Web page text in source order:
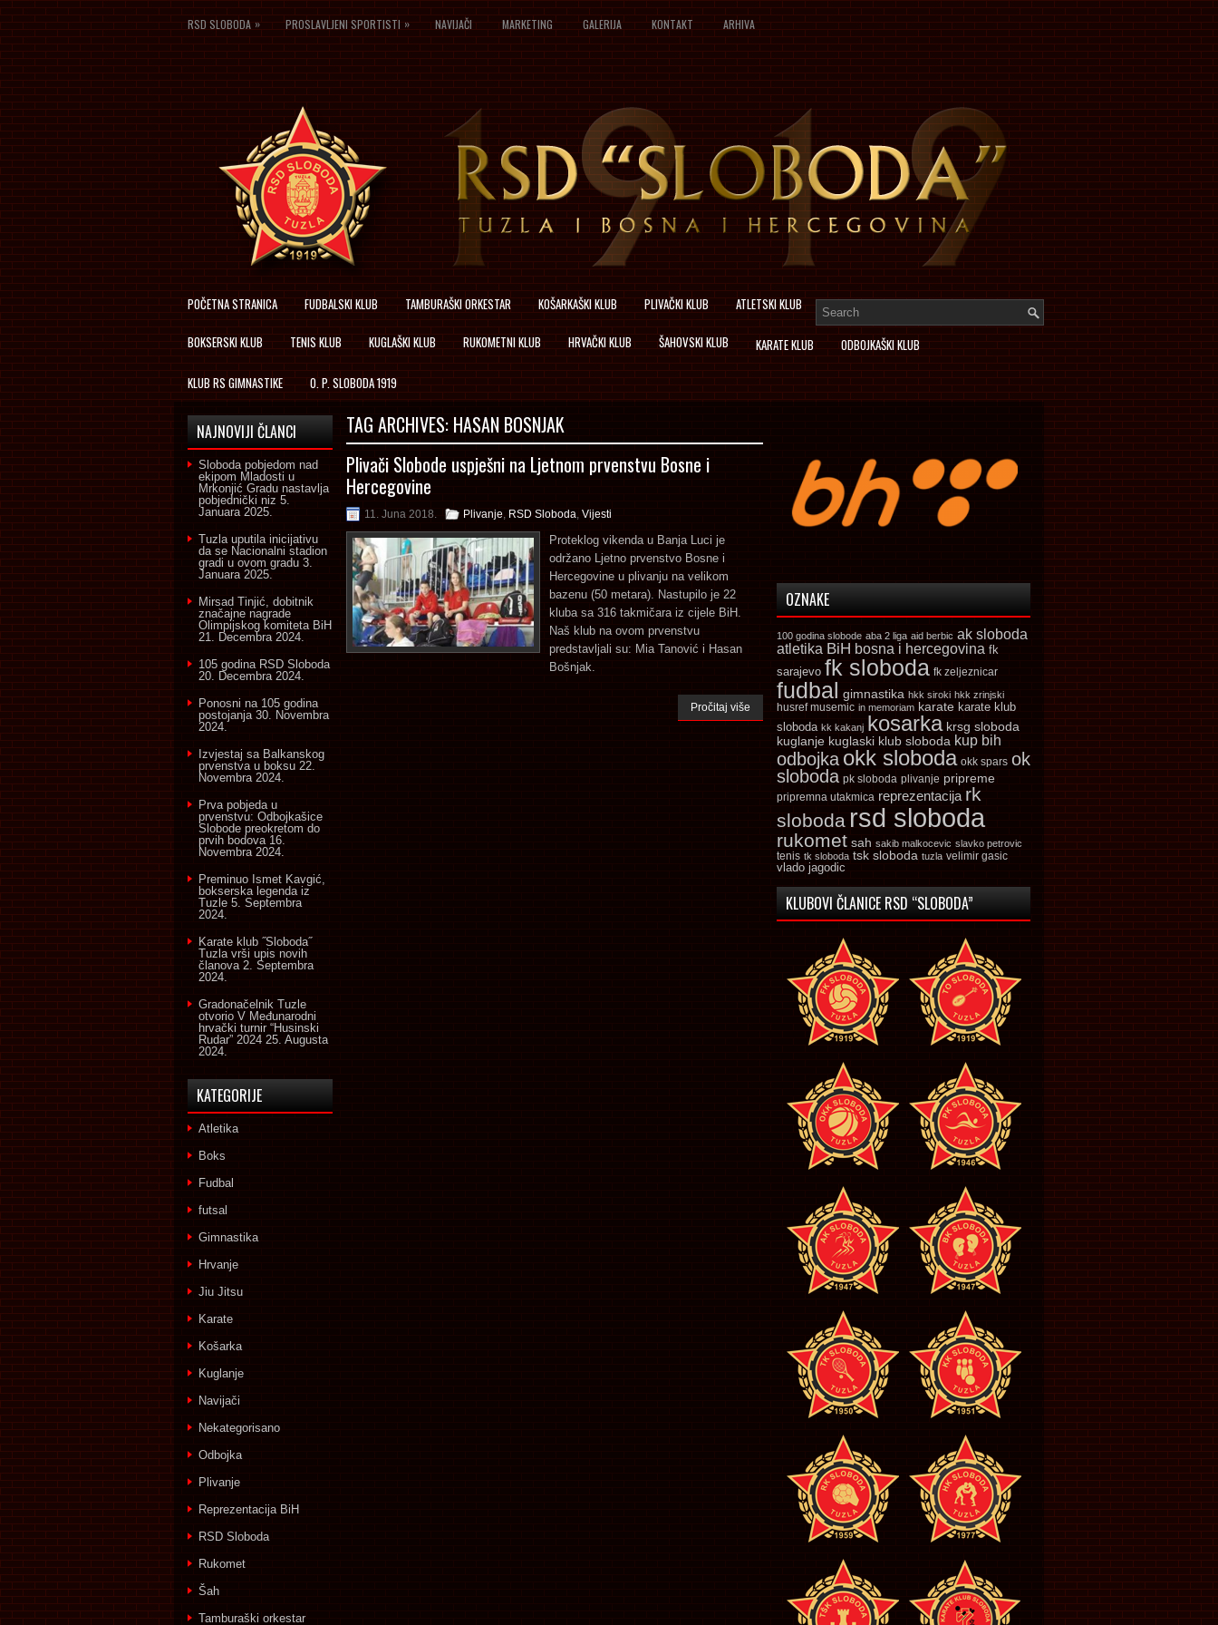
RSD SLOBODA » PROSLAVLJENI SPORTISTI » NAVIJAČI MARKETING GALERIJA KONTAKT ARHIVA
POČETNA STRANICA FUDBALSKI KLUB TAMBURAŠKI ORKESTAR KOŠARKAŠKI KLUB PLIVAČKI KLUB ATLETSKI KLUB
BOKSERSKI KLUB TENIS KLUB KUGLAŠKI KLUB RUKOMETNI KLUB HRVAČKI KLUB ŠAHOVSKI KLUB KARATE KLUB ODBOJKAŠKI KLUB
KLUB RS GIMNASTIKE O. P. SLOBODA 1919
TAG ARCHIVES: HASAN BOSNJAK
Plivači Slobode uspješni na Ljetnom prvenstvu Bosne i
Hercegovine
11. Juna 2018. Plivanje, RSD Sloboda, Vijesti
Proteklog vikenda u Banja Luci je
održano Ljetno prvenstvo Bosne i
Hercegovine u plivanju na velikom
bazenu (50 metara). Nastupilo je 22
kluba sa 316 takmičara iz cijele BiH.
Naš klub na ovom prvenstvu
predstavljali su: Mia Tanović i Hasan
Bošnjak.
Pročitaj više
NAJNOVIJI ČLANCI
Sloboda pobjedom nad
ekipom Mladosti u
Mrkonjić Gradu nastavlja
pobjednički niz 5.
Januara 2025.
Tuzla uputila inicijativu
da se Nacionalni stadion
gradi u ovom gradu 3.
Januara 2025.
Mirsad Tinjić, dobitnik
značajne nagrade
Olimpijskog komiteta BiH
21. Decembra 2024.
105 godina RSD Sloboda
20. Decembra 2024.
Ponosni na 105 godina
postojanja 30. Novembra
2024.
Izvjestaj sa Balkanskog
prvenstva u boksu 22.
Novembra 2024.
Prva pobjeda u
prvenstvu: Odbojkašice
Slobode preokretom do
prvih bodova 16.
Novembra 2024.
Preminuo Ismet Kavgić,
bokserska legenda iz
Tuzle 5. Septembra
2024.
Karate klub ˝Sloboda˝
Tuzla vrši upis novih
članova 2. Septembra
2024.
Gradonačelnik Tuzle
otvorio V Međunarodni
hrvački turnir “Husinski
Rudar” 2024 25. Augusta
2024.
KATEGORIJE
Atletika
Boks
Fudbal
futsal
Gimnastika
Hrvanje
Jiu Jitsu
Karate
Košarka
Kuglanje
Navijači
Nekategorisano
Odbojka
Plivanje
Reprezentacija BiH
RSD Sloboda
Rukomet
Šah
Tamburaški orkestar
OZNAKE
100 godina slobode aba 2 liga aid berbic ak sloboda
atletika BiH bosna i hercegovina fk
sarajevo fk sloboda fk zeljeznicar
fudbal gimnastika hkk siroki hkk zrinjski
husref musemic in memoriam karate karate klub
sloboda kk kakanj kosarka krsg sloboda
kuglanje kuglaski klub sloboda kup bih
odbojka okk sloboda okk spars ok
sloboda pk sloboda plivanje pripreme
pripremna utakmica reprezentacija rk
sloboda rsd sloboda
rukomet sah sakib malkocevic slavko petrovic
tenis tk sloboda tsk sloboda tuzla velimir gasic
vlado jagodic
KLUBOVI ČLANICE RSD “SLOBODA”